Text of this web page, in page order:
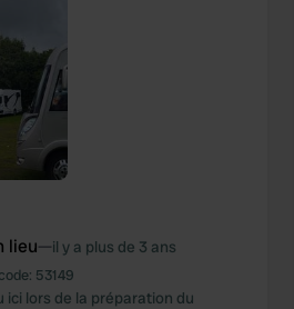
and analytics partners who
information that you’ve
they’ve collected from your use
lieu—il y a plus de 3 ans
53149
ici lors de la préparation du